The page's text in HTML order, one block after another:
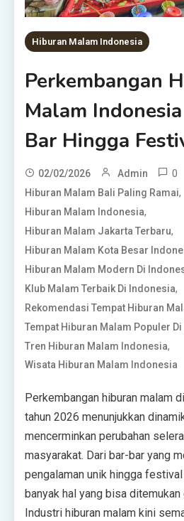
Hiburan Malam Indonesia
Perkembangan
Malam
Bar Hingga
02/02/2026 Admin 0
Hiburan Malam Bali Paling Ramai,
Hiburan Malam Indonesia,
Hiburan Malam Jakarta Terbaru,
Hiburan Malam Kota Besar
Hiburan Malam Modern Di
Klub Malam Terbaik Di Indonesia,
Rekomendasi Tempat Hiburan
Tempat Hiburan Malam Populer
Tren Hiburan Malam Indonesia,
Wisata Hiburan Malam Indonesia
Perkembangan hiburan malam
tahun 2026 menunjukkan
mencerminkan perubahan
masyarakat. Dari bar-bar yang
pengalaman unik hingga
banyak hal yang bisa ditemukan
Industri hiburan malam kini